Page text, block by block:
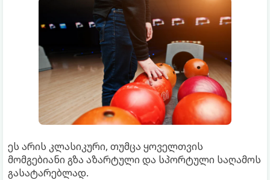
ეს არის კლასიკური, თუმცა ყოველთვის
მომგებიანი გზა აზარტული და სპორტული საღამოს
გასატარებლად.